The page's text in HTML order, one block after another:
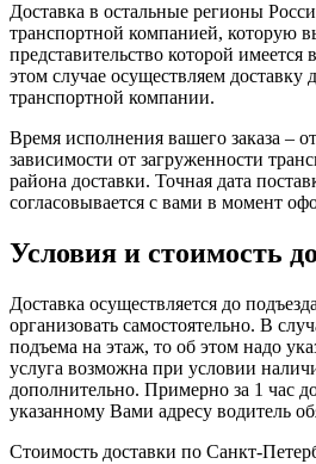
Доставка в остальные регионы
транспортной компанией, которую
представительство которой
этом случае осуществляем
транспортной компании.
Время исполнения вашего заказа –
зависимости от загруженности
района доставки. Точная дата
согласовывается с вами в момент
Условия и стоимость
Доставка осуществляется до
организовать самостоятельно. В
подъема на этаж, то об этом надо
услуга возможна при условии
дополнительно. Примерно за 1 час
указанному Вами адресу водитель
Стоимость доставки по Санкт-